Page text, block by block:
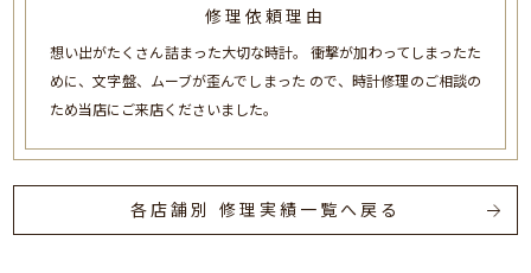
修理依頼理由
想い出がたくさん詰まった大切な時計。 衝撃が加わってしまったた
めに、文字盤、ムーブが歪んでしまった ので、時計修理のご相談の
ため当店にご来店くださいました。
各店舗別 修理実績一覧へ戻る